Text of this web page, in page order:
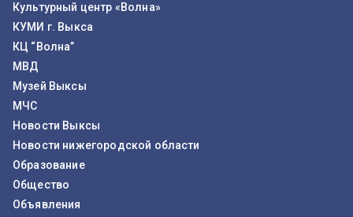
Культурный центр «Волна»
КУМИ г. Выкса
КЦ “Волна”
МВД
Музей Выксы
МЧС
Новости Выксы
Новости нижегородской области
Образование
Общество
Объявления